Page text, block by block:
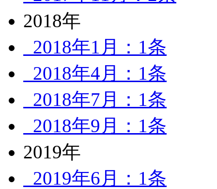
2018年
2018年1月：1条
2018年4月：1条
2018年7月：1条
2018年9月：1条
2019年
2019年6月：1条